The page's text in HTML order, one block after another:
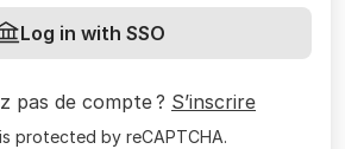
Log in with SSO
pas de compte ? S’inscrire
protected by reCAPTCHA.